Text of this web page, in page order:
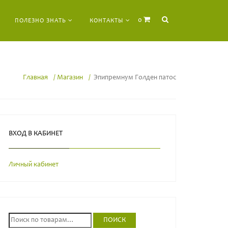
ПОЛЕЗНО ЗНАТЬ КОНТАКТЫ 0
Главная Магазин Эпипремнум Голден патос
ВХОД В КАБИНЕТ
Личный кабинет
И
ПОИСК